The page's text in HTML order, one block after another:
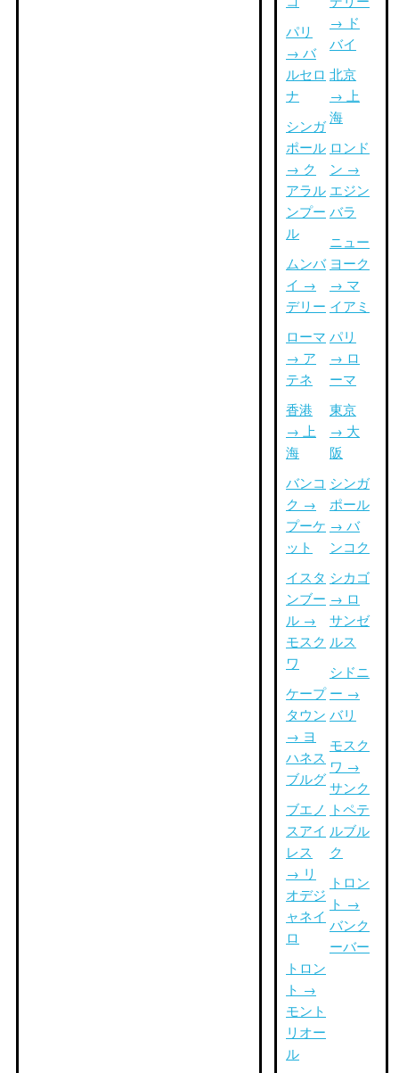
パリ
→ バ
ルセロ
ナ
シンガ
ポール
→ ク
アラル
ンプー
ル
ムンバ
イ →
デリー
ローマ
→ ア
テネ
香港
→ 上
海
バンコ
ク →
プーケ
ット
イスタ
ンブー
ル →
モスク
ワ
ケープ
タウン
→ ヨ
ハネス
ブルグ
ブエノ
スアイ
レス
→ リ
オデジ
ャネイ
ロ
トロン
ト →
モント
リオー
ル
→ ド
バイ
北京
→ 上
海
ロンド
ン →
エジン
バラ
ニュー
ヨーク
→ マ
イアミ
パリ
→ ロ
ーマ
東京
→ 大
阪
シンガ
ポール
→ バ
ンコク
シカゴ
→ ロ
サンゼ
ルス
シドニ
ー →
バリ
モスク
ワ →
サンク
トペテ
ルブル
ク
トロン
ト →
バンク
ーバー